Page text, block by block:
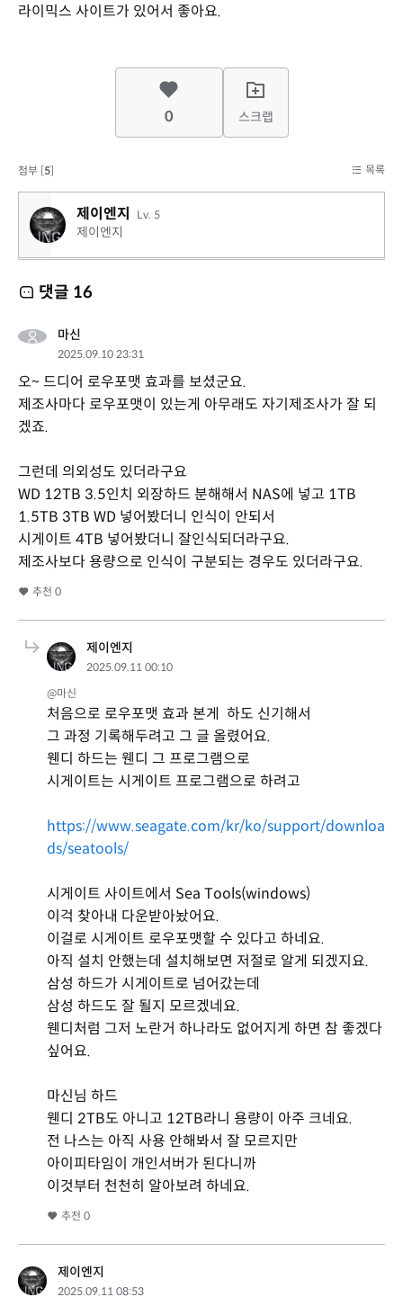
라이믹스 사이트가 있어서 좋아요.
0 스크랩
첨부 [5] 목록
제이엔지 Lv. 5
제이엔지
댓글 16
마신
2025.09.10 23:31
오~ 드디어 로우포맷 효과를 보셨군요.
제조사마다 로우포맷이 있는게 아무래도 자기제조사가 잘 되
겠죠.
그런데 의외성도 있더라구요
WD 12TB 3.5인치 외장하드 분해해서 NAS에 넣고 1TB
1.5TB 3TB WD 넣어봤더니 인식이 안되서
시게이트 4TB 넣어봤더니 잘인식되더라구요.
제조사보다 용량으로 인식이 구분되는 경우도 있더라구요.
추천 0
제이엔지
2025.09.11 00:10
@마신
처음으로 로우포맷 효과 본게 하도 신기해서
그 과정 기록해두려고 그 글 올렸어요.
웬디 하드는 웬디 그 프로그램으로
시게이트는 시게이트 프로그램으로 하려고
https://www.seagate.com/kr/ko/support/downloa
ds/seatools/
시게이트 사이트에서 Sea Tools(windows)
이걱 찾아내 다운받아놨어요.
이걸로 시게이트 로우포맷할 수 있다고 하네요.
아직 설치 안했는데 설치해보면 저절로 알게 되겠지요.
삼성 하드가 시게이트로 넘어갔는데
삼성 하드도 잘 될지 모르겠네요.
웬디처럼 그저 노란거 하나라도 없어지게 하면 참 좋겠다
싶어요.
마신님 하드
웬디 2TB도 아니고 12TB라니 용량이 아주 크네요.
전 나스는 아직 사용 안해봐서 잘 모르지만
아이피타임이 개인서버가 된다니까
이것부터 천천히 알아보려 하네요.
추천 0
제이엔지
2025.09.11 08:53